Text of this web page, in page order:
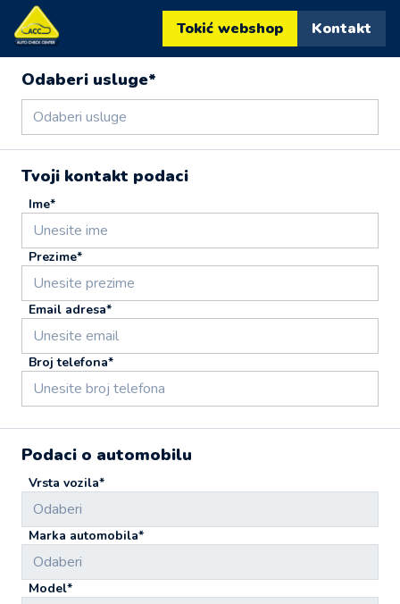
Tokić webshop Kontakt
Kontaktiraj ACC Automartini
Odaberi usluge*
Odaberi usluge
Tvoji kontakt podaci
Ime*
Prezime*
Email adresa*
Broj telefona*
Podaci o automobilu
Vrsta vozila*
Odaberi
Marka automobila*
Odaberi
Model*